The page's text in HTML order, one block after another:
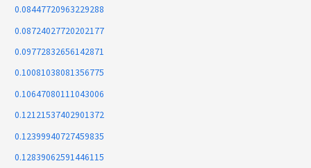
0.08447720963229288
0.08724027720202177
0.09772832656142871
0.10081038081356775
0.10647080111043006
0.12121537402901372
0.12399940727459835
0.12839062591446115